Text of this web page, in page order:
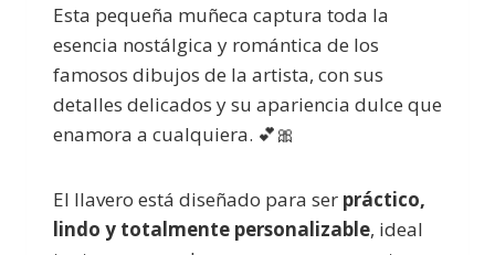
Esta pequeña muñeca captura toda la
esencia nostálgica y romántica de los
famosos dibujos de la artista, con sus
detalles delicados y su apariencia dulce que
enamora a cualquiera. 💕🎀
El llavero está diseñado para ser práctico,
lindo y totalmente personalizable, ideal